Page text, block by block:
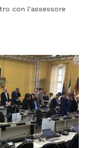
con l'assessore